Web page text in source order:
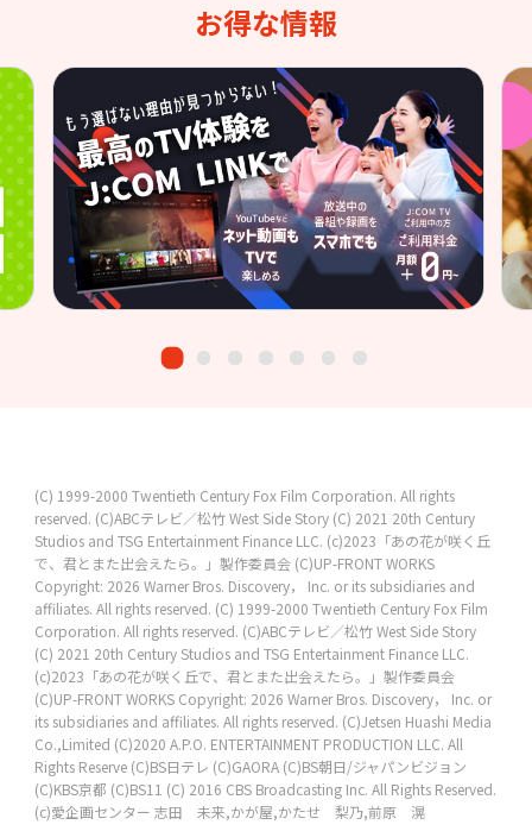
お得な情報
(C) 1999-2000 Twentieth Century Fox Film Corporation. All rights
reserved. (C)ABCテレビ／松竹West Side Story (C) 2021 20th Century
Studios and TSG Entertainment Finance LLC. (c)2023「あの花が咲く丘
で、君とまた出会えたら。」製作委員会 (C)UP-FRONT WORKS
Copyright: 2026 Warner Bros. Discovery， Inc. or its subsidiaries and
affiliates. All rights reserved. (C) 1999-2000 Twentieth Century Fox Film
Corporation. All rights reserved. (C)ABCテレビ／松竹West Side Story
(C) 2021 20th Century Studios and TSG Entertainment Finance LLC.
(c)2023「あの花が咲く丘で、君とまた出会えたら。」製作委員会
(C)UP-FRONT WORKS Copyright: 2026 Warner Bros. Discovery， Inc. or
its subsidiaries and affiliates. All rights reserved. (C)Jetsen Huashi Media
Co.,Limited (C)2020 A.P.O. ENTERTAINMENT PRODUCTION LLC. All
Rights Reserve (C)BS日テレ (C)GAORA (C)BS朝日/ジャパンビジョン
(C)KBS京都 (C)BS11 (C) 2016 CBS Broadcasting Inc. All Rights Reserved.
(c)愛企画センター 志田 未来,かが屋,かたせ 梨乃,前原 滉